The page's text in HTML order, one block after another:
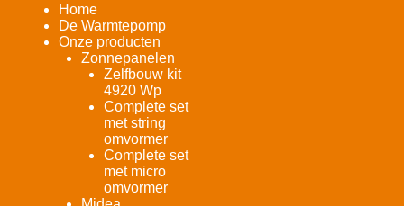
Home
De Warmtepomp
Onze producten
Zonnepanelen
Zelfbouw kit
4920 Wp
Complete set
met string
omvormer
Complete set
met micro
omvormer